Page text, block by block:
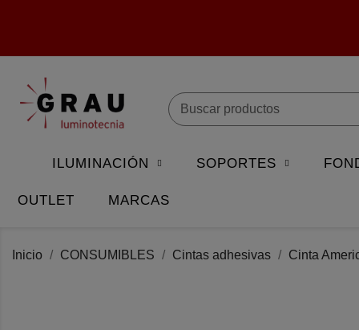
ILUMINACIÓN SOPORTES
OUTLET MARCAS
Inicio CONSUMIBLES Cintas adhesivas Cinta